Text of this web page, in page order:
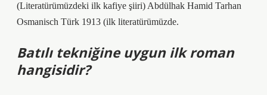
(Literatürümüzdeki ilk kafiye şiiri) Abdülhak Hamid Tarhan
Osmanisch Türk 1913 (ilk literatürümüzde.
Batılı tekniğine uygun ilk roman
hangisidir?